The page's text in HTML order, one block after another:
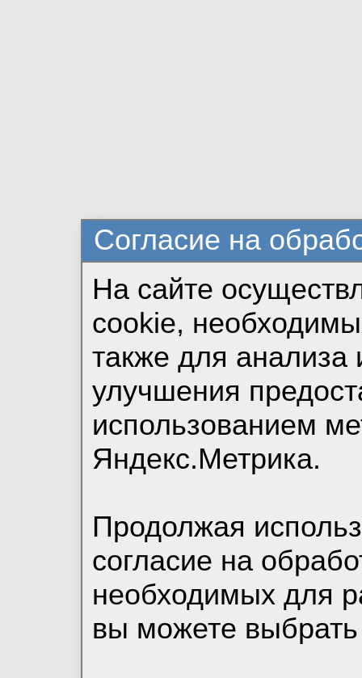
Согласие на
На сайте
cookie,
также для анализа
улучшения
использованием
Яндекс.Метрика.
Продолжая
согласие на
необходимых для
вы можете